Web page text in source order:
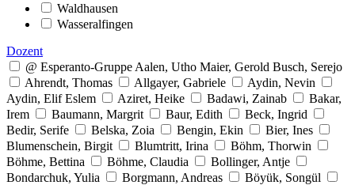
Waldhausen
Wasseralfingen
Dozent
@ Esperanto-Gruppe Aalen, Utho Maier, Gerold Busch, Serejo
Ahrendt, Thomas
Allgayer, Gabriele
Aydin, Nevin
Aydin, Elif Eslem
Aziret, Heike Badawi, Zainab
Bakar,
Irem
Baumann, Margrit Baur, Edith
Beck, Ingrid
Bedir, Serife
Belska, Zoia Bengin, Ekin
Bier, Ines
Blumenschein, Birgit
Blumtritt, Irina
Böhm, Thorwin
Böhme, Bettina
Böhme, Claudia
Bollinger, Antje
Bondarchuk, Yulia
Borgmann, Andreas
Böyük, Songül